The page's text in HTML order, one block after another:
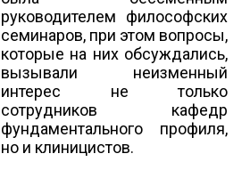
руководителем философских
семинаров, при этом вопросы,
которые на них обсуждались,
вызывали неизменный
интерес не только
сотрудников кафедр
фундаментального профиля,
но и клиницистов.